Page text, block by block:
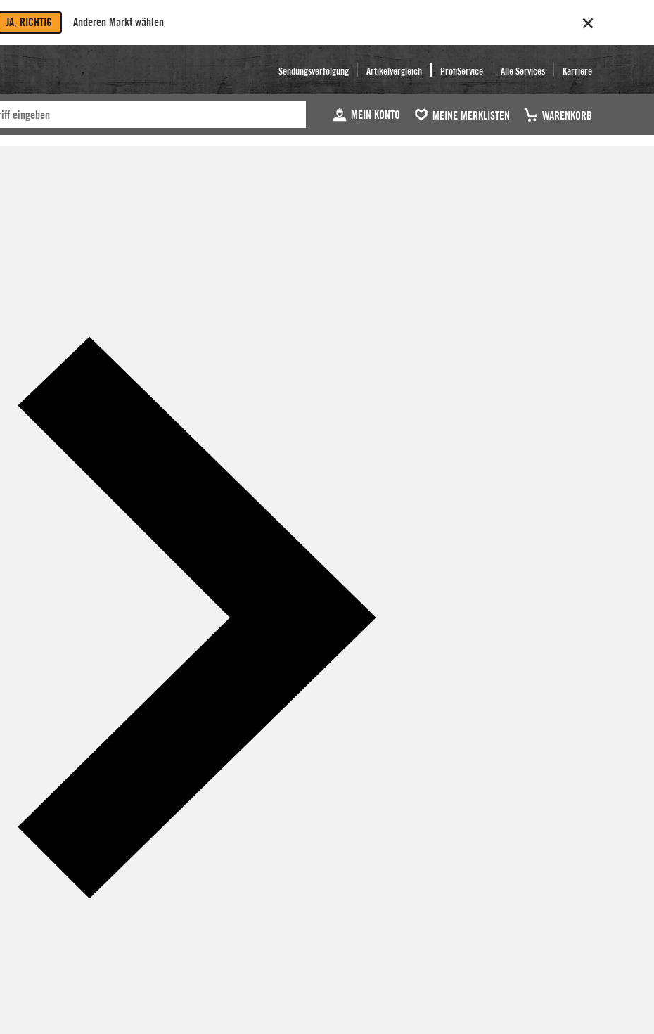
JA, RICHTIG Anderen Markt wählen
Sendungsverfolgung Artikelvergleich ProfiService Alle Services Karriere
MEIN KONTO MEINE MERKLISTEN WARENKORB